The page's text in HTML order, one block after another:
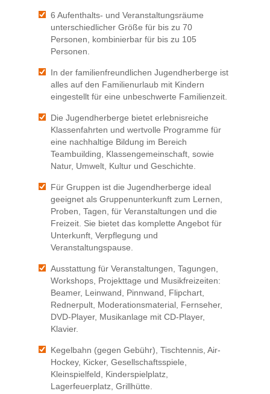
6 Aufenthalts- und Veranstaltungsräume
unterschiedlicher Größe für bis zu 70
Personen, kombinierbar für bis zu 105
Personen.
In der familienfreundlichen Jugendherberge ist
alles auf den Familienurlaub mit Kindern
eingestellt für eine unbeschwerte Familienzeit.
Die Jugendherberge bietet erlebnisreiche
Klassenfahrten und wertvolle Programme für
eine nachhaltige Bildung im Bereich
Teambuilding, Klassengemeinschaft, sowie
Natur, Umwelt, Kultur und Geschichte.
Für Gruppen ist die Jugendherberge ideal
geeignet als Gruppenunterkunft zum Lernen,
Proben, Tagen, für Veranstaltungen und die
Freizeit. Sie bietet das komplette Angebot für
Unterkunft, Verpflegung und
Veranstaltungspause.
Ausstattung für Veranstaltungen, Tagungen,
Workshops, Projekttage und Musikfreizeiten:
Beamer, Leinwand, Pinnwand, Flipchart,
Rednerpult, Moderationsmaterial, Fernseher,
DVD-Player, Musikanlage mit CD-Player,
Klavier.
Kegelbahn (gegen Gebühr), Tischtennis, Air-
Hockey, Kicker, Gesellschaftsspiele,
Kleinspielfeld, Kinderspielplatz,
Lagerfeuerplatz, Grillhütte.